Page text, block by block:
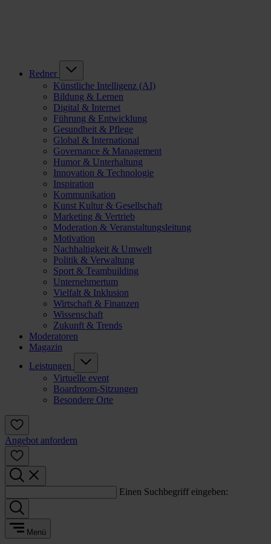
Redner
Künstliche Intelligenz (AI)
Bildung & Lernen
Digital & Internet
Führung & Entwicklung
Gesundheit & Pflege
Global & International
Governance & Management
Humor & Unterhaltung
Innovation & Technologie
Inspiration
Kommunikation
Kunst Kultur & Gesellschaft
Marketing & Vertrieb
Moderation & Veranstaltungsleitung
Motivation
Nachhaltigkeit & Umwelt
Politik & Verwaltung
Sport & Teambuilding
Unternehmertum
Vielfalt & Inklusion
Wirtschaft & Finanzen
Wissenschaft
Zukunft & Trends
Moderatoren
Magazin
Leistungen
Virtuelle event
Boardroom-Sitzungen
Besondere Orte
Angebot anfordern
Einen Suchbegriff eingeben:
Menü